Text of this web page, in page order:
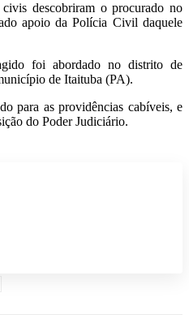
descobriram o procurado no
apoio da Polícia Civil daquele
foi abordado no distrito de
de Itaituba (PA).
para as providências cabíveis, e
do Poder Judiciário.